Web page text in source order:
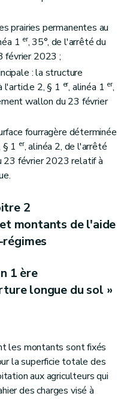
prairies permanentes au
1 er, 35°, de l'arrêté du
février 2023 ;
: la structure
l'article 2, § 1 er, alinéa 1 er,
wallon du 23 février
fourragère déterminée
1 er, alinéa 2, de l'arrêté
23 février 2023 relatif à
2
montants de l'aide
1 ère
longue du sol »
les montants sont fixés
la superficie totale des
aux agriculteurs qui
des charges visé à